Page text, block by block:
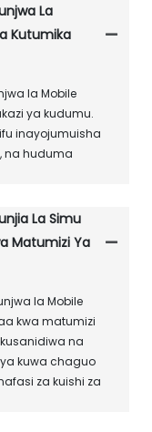
La
Kutumika
la Mobile
ya kudumu.
inayojumuisha
na huduma
La Simu
Matumizi Ya
la Mobile
kwa matumizi
na
kuwa chaguo
za kuishi za